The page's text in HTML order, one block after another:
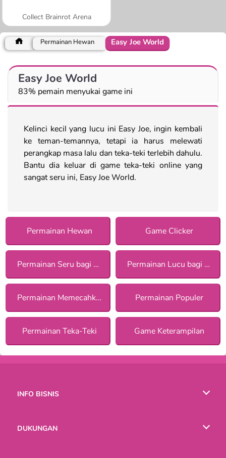
Collect Brainrot Arena
Permainan Hewan Easy Joe World
Easy Joe World
83% pemain menyukai game ini
Kelinci kecil yang lucu ini Easy Joe, ingin kembali
ke teman-temannya, tetapi ia harus melewati
perangkap masa lalu dan teka-teki terlebih dahulu.
Bantu dia keluar di game teka-teki online yang
sangat seru ini, Easy Joe World.
Permainan Hewan Game Clicker
Permainan Seru bagi Anak Perempuan Permainan Lucu bagi Anak Perempuan
Permainan Memecahkan Misteri Permainan Populer
Permainan Teka-Teki Game Keterampilan
INFO BISNIS
DUKUNGAN